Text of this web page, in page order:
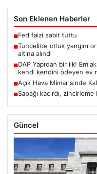
Son Eklenen Haberler
■Fed faizi sabit tuttu
■Tunceli’de otluk yangını
altına alındı
■DAP Yapı’dan bir ilk!
kendi kendini ödeyen ev
■Açık Hava Mimarisinde
■Sapağı kaçırdı,
Güncel